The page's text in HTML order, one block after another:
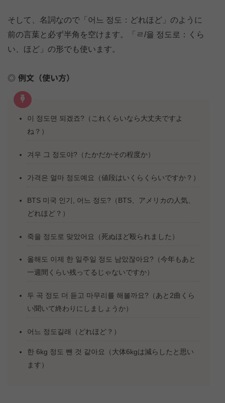
そして、名詞なので「어느 정도：どれほど」のように
前の言葉と必ず半角を空けます。「ㄹ/을 정도로：くら
い、ほど」の形でも使います。
例文（使い方）
이 정도면 되겠죠?（これくらいなら大丈夫ですよ
ね？）
겨우 그 정도야?（たかだかその程度か）
가격은 얼마 정도예요（値段はいくらくらいですか？）
BTS 미국 인기, 어느 정도?（BTS、アメリカの人気、
どれほど？）
죽을 정도로 맞았어요（死ぬほど殴られました）
올해도 이제 한 일주일 정도 남았잖아요?（今年もあと
一週間くらい残ってるじゃないですか）
두 곡 정도 더 듣고 마무리를 해볼까요?（あと2曲くら
い聞いて終わりにしましょうか）
어느 정도길래（どれほど？）
한 6kg 정도 뺀 것 같아요（大体6kgは減らしたと思い
ます）